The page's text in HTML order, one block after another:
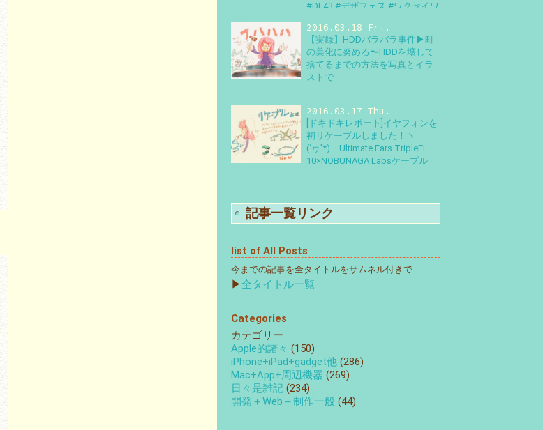
#DF43 #デザフェス #ワクセイワ
2016.03.18 Fri.
【実録】HDDバラバラ事件▶町
の美化に努める〜HDDを壊して
捨てるまでの方法を写真とイラ
ストで
2016.03.17 Thu.
[ドキドキレポート]イヤフォンを
初リケーブルしました！ヽ
(‘ヮ’*)ゝUltimate Ears TripleFi
10×NOBUNAGA Labsケーブル
記事一覧リンク
list of All Posts
今までの記事を全タイトルをサムネル付きで
▶全タイトル一覧
Categories
カテゴリー
Apple的諸々 (150)
iPhone+iPad+gadget他 (286)
Mac+App+周辺機器 (269)
日々是雑記 (234)
開発＋Web＋制作一般 (44)